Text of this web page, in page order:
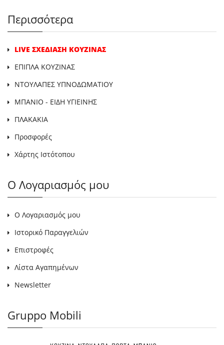
Περισσότερα
LIVE ΣΧΕΔΙΑΣΗ ΚΟΥΖΙΝΑΣ
ΕΠΙΠΛΑ ΚΟΥΖΙΝΑΣ
ΝΤΟΥΛΑΠΕΣ ΥΠΝΟΔΩΜΑΤΙΟΥ
ΜΠΑΝΙΟ - ΕΙΔΗ ΥΓΙΕΙΝΗΣ
ΠΛΑΚΑΚΙΑ
Προσφορές
Χάρτης Ιστότοπου
Ο Λογαριασμός μου
Ο Λογαριασμός μου
Ιστορικό Παραγγελιών
Επιστροφές
Λίστα Αγαπημένων
Newsletter
Gruppo Mobili